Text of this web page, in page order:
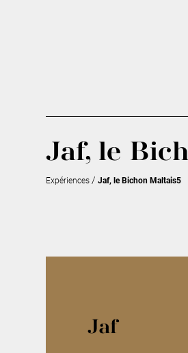
Jaf, le
Expériences/Jaf, le Bichon Maltais5
Jaf